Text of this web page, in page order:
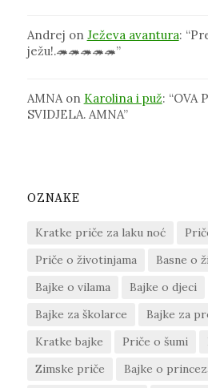
Andrej on Ježeva avantura: “
ježu!.🦔🦔🦔🦔🦔”
AMNAon Karolina i puž: “OVA
SVIDJELA. AMNA”
OZNAKE
Kratke priče za laku noć
Priče o životinjama
Basne o
Bajke o vilama
Bajke o djeci
Bajke za školarce
Bajke za
Kratke bajke
Priče o šumi
Zimske priče
Bajke o